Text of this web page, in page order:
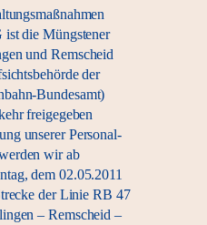
die Müngstener
und Remscheid
der
Bundesamt)
freigegeben
unserer Personal-
wir ab
dem 02.05.2011
der Linie RB 47
– Remscheid –